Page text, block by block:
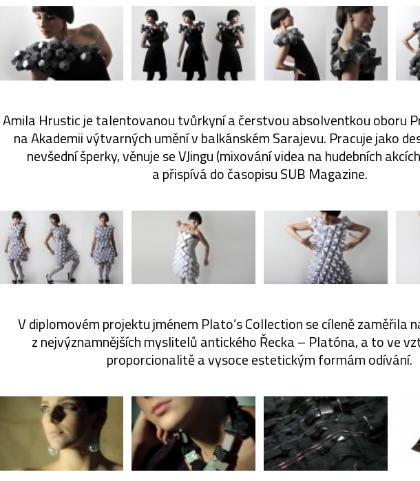
Amila Hrustic je talentovanou tvůrkyní a čerstvou absolventkou oboru
na Akademii výtvarných umění v balkánském Sarajevu. Pracuje jako
nevšední šperky, věnuje se VJingu (mixování videa na hudebních
a přispívá do časopisu SUB Magazine.
V diplomovém projektu jménem Plato’s Collection se cíleně zaměřila
z nejvýznamnějších myslitelů antického Řecka – Platóna, a to ve
proporcionalitě a vysoce estetickým formám odívání.